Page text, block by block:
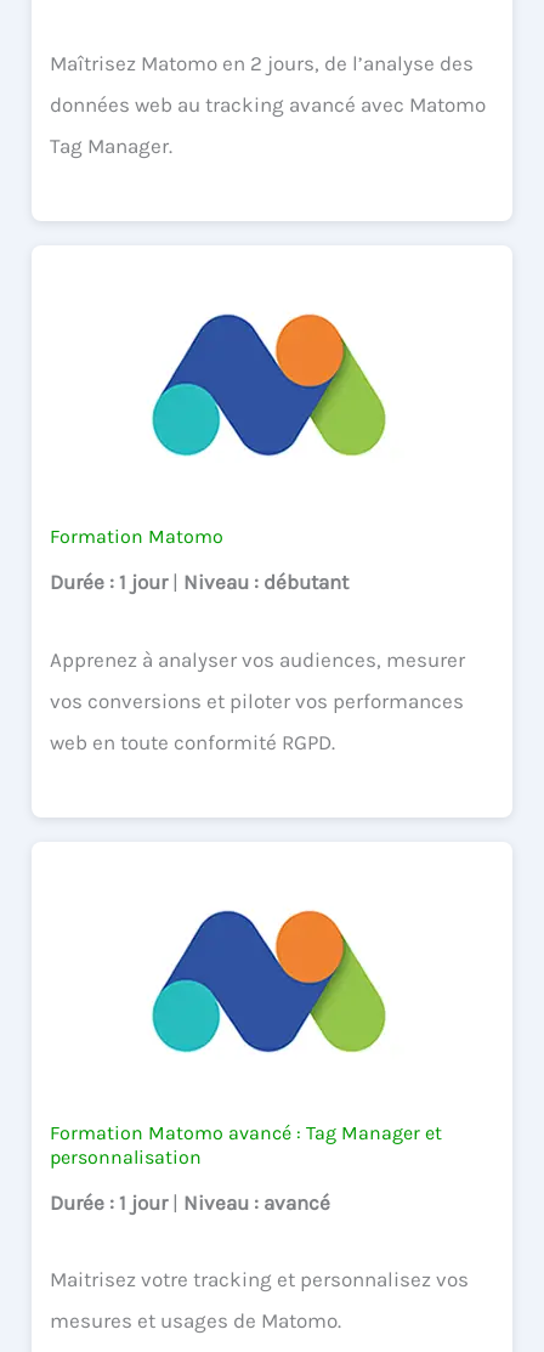
Maîtrisez Matomo en 2 jours, de l’analyse des
données web au tracking avancé avec Matomo
Tag Manager.
Formation Matomo
Durée : 1 jour | Niveau : débutant
Apprenez à analyser vos audiences, mesurer
vos conversions et piloter vos performances
web en toute conformité RGPD.
Formation Matomo avancé : Tag Manager et
personnalisation
Durée : 1 jour | Niveau : avancé
Maitrisez votre tracking et personnalisez vos
mesures et usages de Matomo.